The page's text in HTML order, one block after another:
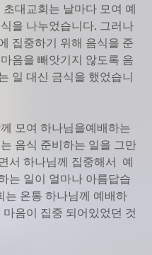
대교회는 날마다 모여 예
을 나누었습니다. 그러나
집중하기 위해 음식을 준
음을 빼앗기지 않도록 음
일 대신 금식을 했었습니
모여 하나님을예배하는
음식 준비하는 일을 그만
서 하나님께 집중해서  예
는 일이 얼마나 아름답습
는 온통 하나님께 예배하
음이 집중 되어있었던 것